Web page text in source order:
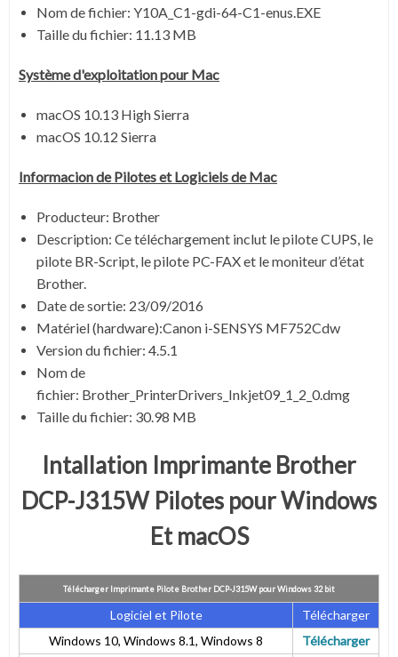
Nom de fichier: Y10A_C1-gdi-64-C1-enus.EXE
Taille du fichier: 11.13 MB
Systèmed'exploitation pourMac
macOS 10.13 High Sierra
macOS 10.12 Sierra
Informacion de Pilotes et Logiciels deMac
Producteur: Brother
Description: Ce téléchargement inclut le pilote CUPS, le
pilote BR-Script, le pilote PC-FAX et le moniteur d’état
Brother.
Date de sortie: 23/09/2016
Matériel (hardware):Canon i-SENSYS MF752Cdw
Version du fichier: 4.5.1
Nom de
fichier: Brother_PrinterDrivers_Inkjet09_1_2_0.dmg
Taille du fichier: 30.98 MB
Intallation Imprimante Brother
DCP-J315W Pilotes pour Windows
Et macOS
Télécharger Imprimante Pilote Brother DCP-J315W pour Windows 32 bit
Logiciel et Pilote
Télécharger
Windows 10, Windows 8.1, Windows 8
Télécharger